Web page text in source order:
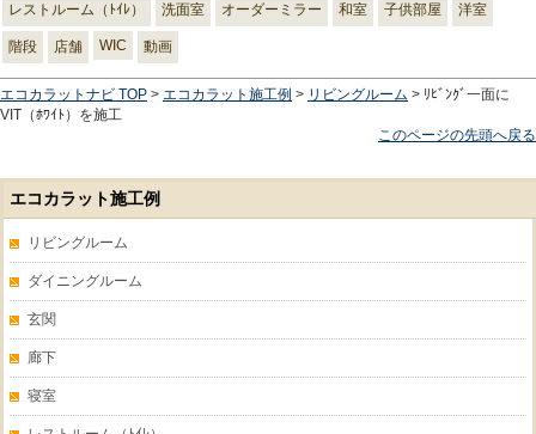
レストルーム（ﾄｲﾚ） 洗面室 オーダーミラー 和室 子供部屋 洋室
階段 店舗 WIC 動画
エコカラットナビ TOP > エコカラット施工例 > リビングルーム > ﾘﾋﾞﾝｸﾞ一面に
VIT（ﾎﾜｲﾄ）を施工
このページの先頭へ戻る
エコカラット施工例
リビングルーム
ダイニングルーム
玄関
廊下
寝室